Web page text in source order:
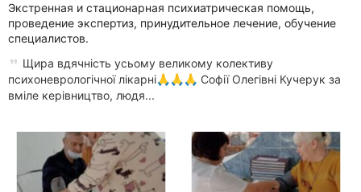
Экстренная и стационарная психиатрическая помощь,
проведение экспертиз, принудительное лечение, обучение
специалистов.
Щира вдячність усьому великому колективу
психоневрологічної лікарні🙏🙏🙏 Софії Олегівні Кучерук за
вміле керівництво, людя...